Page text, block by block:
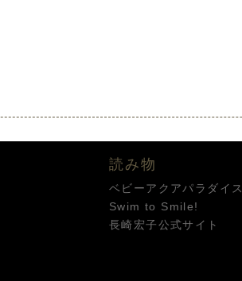
読み物
ベビーアクアパラダイス
Swim to Smile!
長崎宏子公式サイト